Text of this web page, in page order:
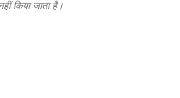
किया जाता है।